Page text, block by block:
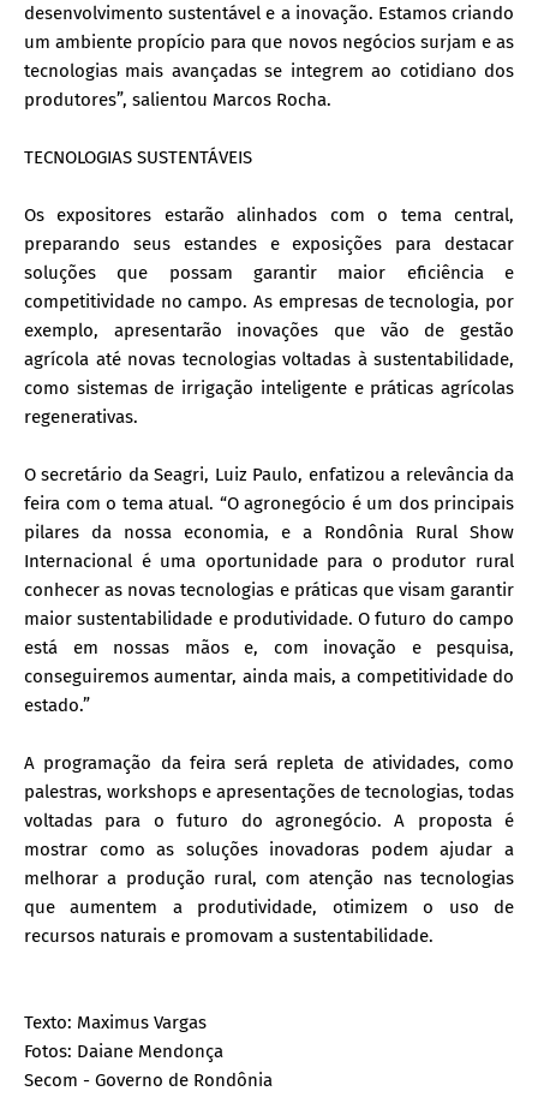
desenvolvimento sustentável e a inovação. Estamos criando
um ambiente propício para que novos negócios surjam e as
tecnologias mais avançadas se integrem ao cotidiano dos
produtores”, salientou Marcos Rocha.
TECNOLOGIAS SUSTENTÁVEIS
Os expositores estarão alinhados com o tema central,
preparando seus estandes e exposições para destacar
soluções que possam garantir maior eficiência e
competitividade no campo. As empresas de tecnologia, por
exemplo, apresentarão inovações que vão de gestão
agrícola até novas tecnologias voltadas à sustentabilidade,
como sistemas de irrigação inteligente e práticas agrícolas
regenerativas.
O secretário da Seagri, Luiz Paulo, enfatizou a relevância da
feira com o tema atual. “O agronegócio é um dos principais
pilares da nossa economia, e a Rondônia Rural Show
Internacional é uma oportunidade para o produtor rural
conhecer as novas tecnologias e práticas que visam garantir
maior sustentabilidade e produtividade. O futuro do campo
está em nossas mãos e, com inovação e pesquisa,
conseguiremos aumentar, ainda mais, a competitividade do
estado.”
A programação da feira será repleta de atividades, como
palestras, workshops e apresentações de tecnologias, todas
voltadas para o futuro do agronegócio. A proposta é
mostrar como as soluções inovadoras podem ajudar a
melhorar a produção rural, com atenção nas tecnologias
que aumentem a produtividade, otimizem o uso de
recursos naturais e promovam a sustentabilidade.
Texto: Maximus Vargas
Fotos: Daiane Mendonça
Secom - Governo de Rondônia